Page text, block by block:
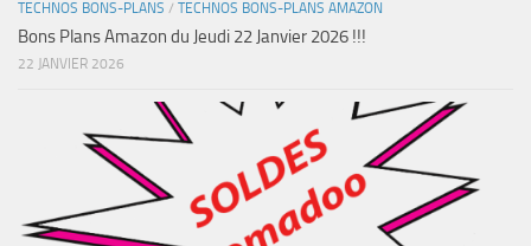
TECHNOS BONS-PLANS / TECHNOS BONS-PLANS AMAZON
Bons Plans Amazon du Jeudi 22 Janvier 2026 !!!
22 JANVIER 2026